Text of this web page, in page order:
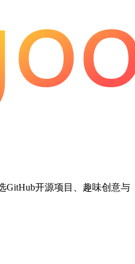
GitHub开源项目、趣味创意与